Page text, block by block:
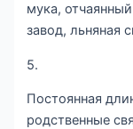
мука,
завод, льняная
5.
Постоянная
родственные